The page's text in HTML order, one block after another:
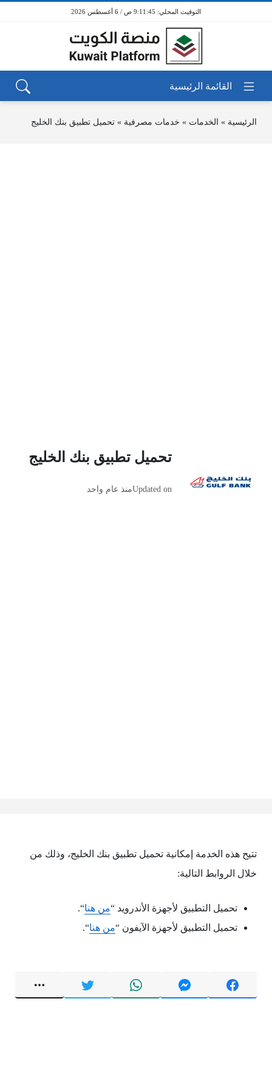
9:11:45 ص / 6 أغسطس 2026
الرئيسية » الخدمات » خدمات مصرفية » تحميل تطبيق بنك الخليج
تحميل تطبيق بنك الخليج
Updated onمنذ عام واحد
تتيح هذه الخدمة إمكانية تحميل تطبيق بنك الخليج، وذلك من
خلال الروابط التالية:
تحميل التطبيق لأجهزة الأندرويد “من هنا“.
تحميل التطبيق لأجهزة الآيفون “من هنا“.